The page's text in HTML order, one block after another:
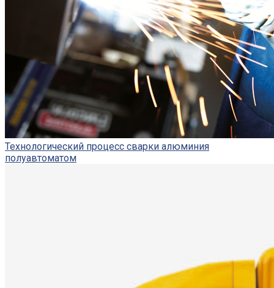
Технологический процесс сварки алюминия
полуавтоматом